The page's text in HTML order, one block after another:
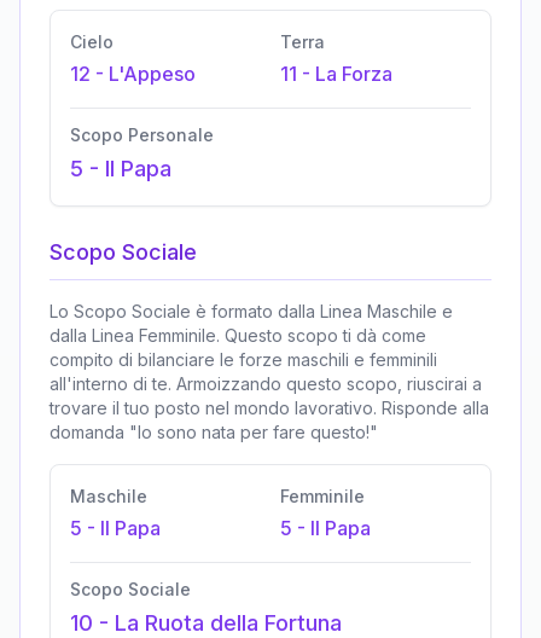
Cielo
12 - L'Appeso
Terra
11 - La Forza
Scopo Personale
5 - Il Papa
Scopo Sociale
Lo Scopo Sociale è formato dalla Linea Maschile e
dalla Linea Femminile. Questo scopo ti dà come
compito di bilanciare le forze maschili e femminili
all'interno di te. Armoizzando questo scopo, riuscirai a
trovare il tuo posto nel mondo lavorativo. Risponde alla
domanda "Io sono nata per fare questo!"
Maschile
5 - Il Papa
Femminile
5 - Il Papa
Scopo Sociale
10 - La Ruota della Fortuna